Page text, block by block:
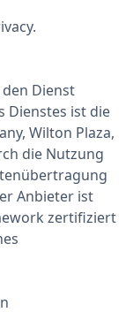
Dienst
Dienstes ist die
Wilton Plaza,
die Nutzung
Anbieter ist
zertifiziert